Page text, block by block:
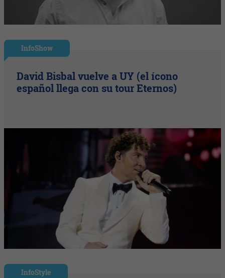
InfoShow
David Bisbal vuelve a UY (el ícono
español llega con su tour Eternos)
InfoStyle